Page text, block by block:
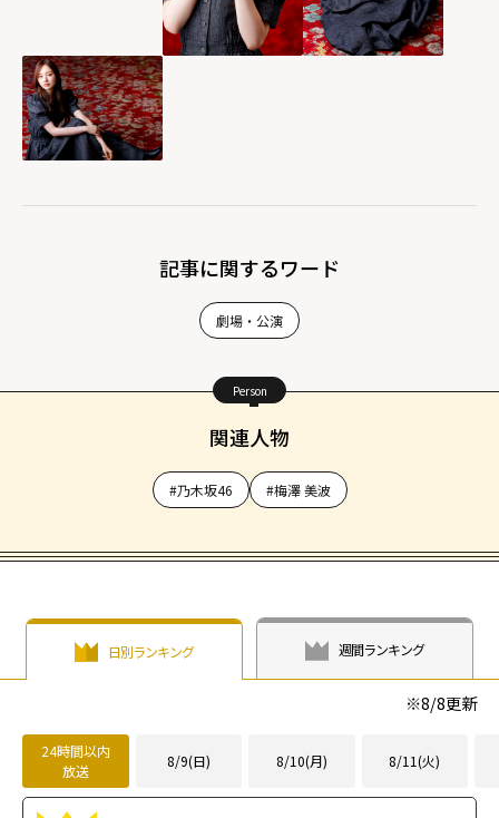
記事に関するワード
劇場・公演
Person
関連人物
#乃木坂46 #梅澤 美波
日別ランキング 週間ランキング
※8/8更新
24時間以内
放送
8/9(日) 8/10(月) 8/11(火)